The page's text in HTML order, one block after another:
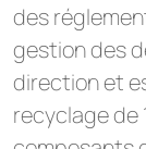
des
gestion des
direction et
recyclage de